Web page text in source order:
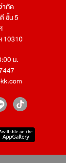
ำกัด
ชั้น 5
10310
น.